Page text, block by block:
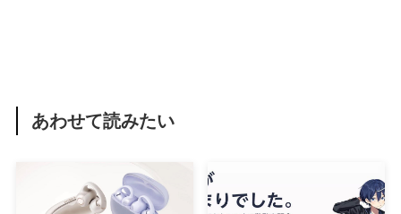
あわせて読みたい